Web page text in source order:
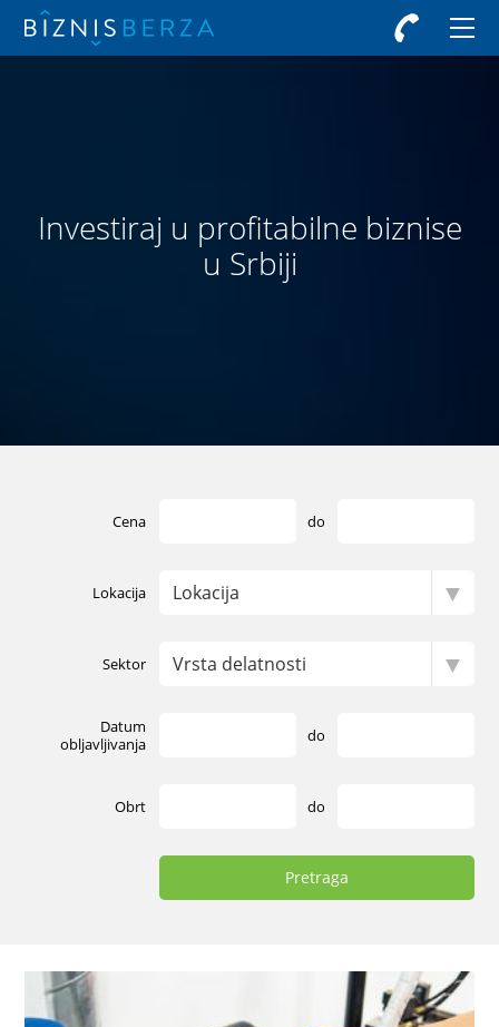
Investiraj u profitabilne biznise
u Srbiji
Cena do
Lokacija
Sektor
Datum
obljavljivanja
do
Obrt do
Pretraga